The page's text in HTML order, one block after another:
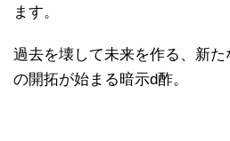
ます。
過去を壊して未来を作る、新
の開拓が始まる暗示d酢。